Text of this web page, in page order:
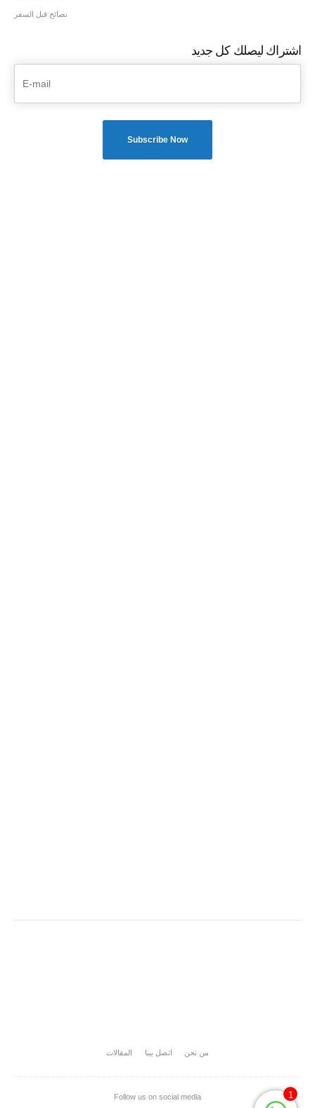
نصائح قبل السفر
اشتراك ليصلك كل جديد
من نحن اتصل بينا المقالات
Follow us on social media 1